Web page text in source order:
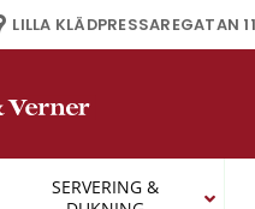
LILLA KLÄDPRESSAREGATAN
SERVERING &